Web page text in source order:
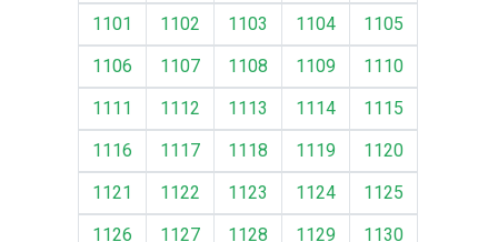
1101
1102 1103 1104
1105
1106
1107 1108 1109
1110
1111
1112 1113 1114
1115
1116
1117 1118 1119
1120
1121
1122 1123 1124
1125
1126
1127 1128 1129 1130